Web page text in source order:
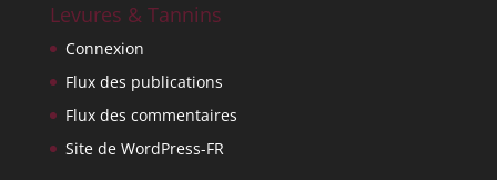
Levures & Tannins
Connexion
Flux des publications
Flux des commentaires
Site de WordPress-FR